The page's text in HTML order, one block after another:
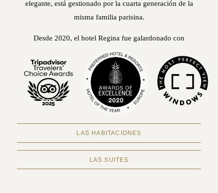
elegante, está gestionado por la cuarta generación de la
misma familia parisina.
Desde 2020, el hotel Regina fue galardonado con
LAS HABITACIONES
LAS SUITES